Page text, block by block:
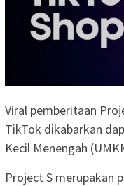
Viral pemberitaan
TikTok dikabarkan
Kecil Menengah
Project S merupakan